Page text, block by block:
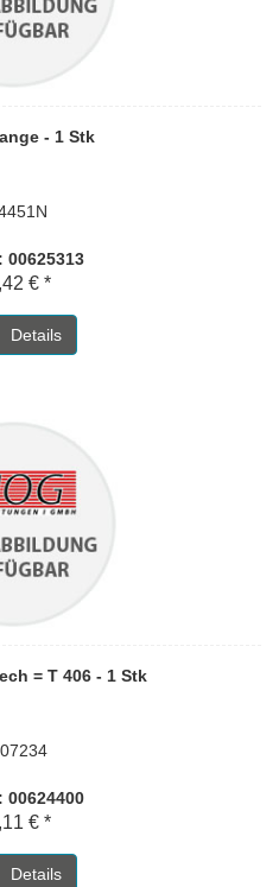
- 1 Stk
00625313
€ *
Details
= T 406 - 1 Stk
00624400
€ *
Details